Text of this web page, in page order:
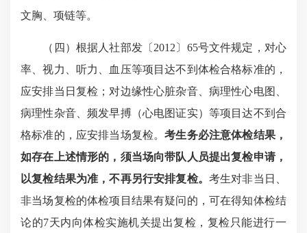
文胸、项链等。
（四）根据人社部发〔2012〕65号文件规定，对心
率、视力、听力、血压等项目达不到体检合格标准的，
应安排当日复检；对边缘性心脏杂音、病理性心电图、
病理性杂音、频发早搏（心电图证实）等项目达不到合
格标准的，应安排当场复检。考生务必注意体检结果，
如存在上述情形的，须当场向带队人员提出复检申请，
以复检结果为准，不再另行安排复检。 考生对非当日、
非当场复检的体检项目结果有疑问的，可在得知体检结
论的7天内向体检实施机关提出复检，复检只能进行一